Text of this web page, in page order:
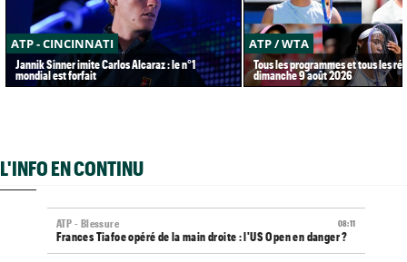
ATP - CINCINNATI
Jannik Sinner imite Carlos Alcaraz : le n°1
mondial est forfait
ATP / WTA
Tous les programmes et tous les
dimanche 9 août 2026
L'INFO EN CONTINU
08:11
ATP - Blessure
Frances Tiafoe opéré de la main droite : l'US Open en danger ?